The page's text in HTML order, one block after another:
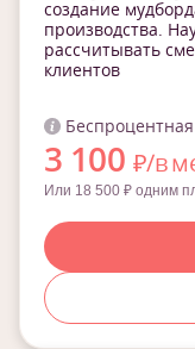
создание
производства.
рассчитывать
клиентов
3 100 ₽/в
Или 18 500 ₽ одним